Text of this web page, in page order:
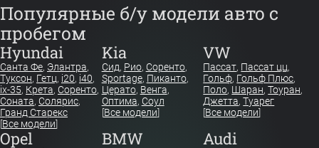
Популярные б/у модели авто с
пробегом
Hyundai
Санта Фе, Элантра,
Туксон, Гетц, i20, i40,
ix-35, Крета, Соренто,
Соната, Солярис,
Гранд Старекс
[Все модели]
Kia
Сид, Рио, Соренто,
Sportage, Пиканто,
Церато, Венга,
Оптима, Соул
[Все модели]
VW
Пассат, Пассат цц,
Гольф, Гольф Плюс,
Поло, Шаран,Тоуран,
Джетта,Туарег
[Все модели]
Opel BMW Audi